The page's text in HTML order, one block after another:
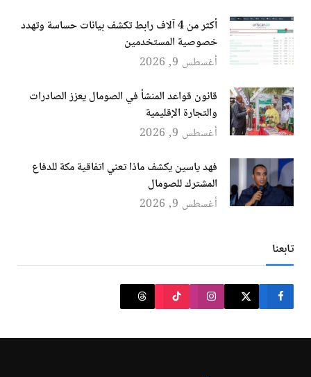
أكثر من 4 آلاف رابط تكشف بيانات حساسة وتهدد
خصوصية المستخدمين
أغسطس 9, 2026
قانون قواعد المنشأ في الصومال يعزز الصادرات
والتجارة الإقليمية
أغسطس 9, 2026
فهد ياسين يكشف ماذا تعني اتفاقية مكة للدفاع
المشترك للصومال
أغسطس 9, 2026
تابعنا